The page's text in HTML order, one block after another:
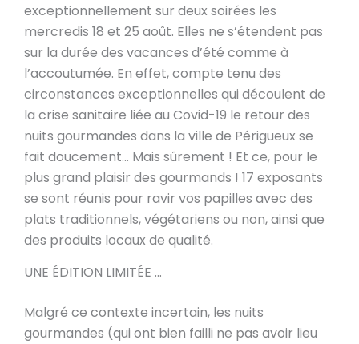
exceptionnellement sur deux soirées les
mercredis 18 et 25 août. Elles ne s’étendent pas
sur la durée des vacances d’été comme à
l’accoutumée. En effet, compte tenu des
circonstances exceptionnelles qui découlent de
la crise sanitaire liée au Covid-19 le retour des
nuits gourmandes dans la ville de Périgueux se
fait doucement… Mais sûrement ! Et ce, pour le
plus grand plaisir des gourmands ! 17 exposants
se sont réunis pour ravir vos papilles avec des
plats traditionnels, végétariens ou non, ainsi que
des produits locaux de qualité.
UNE ÉDITION LIMITÉE …
Malgré ce contexte incertain, les nuits
gourmandes (qui ont bien failli ne pas avoir lieu